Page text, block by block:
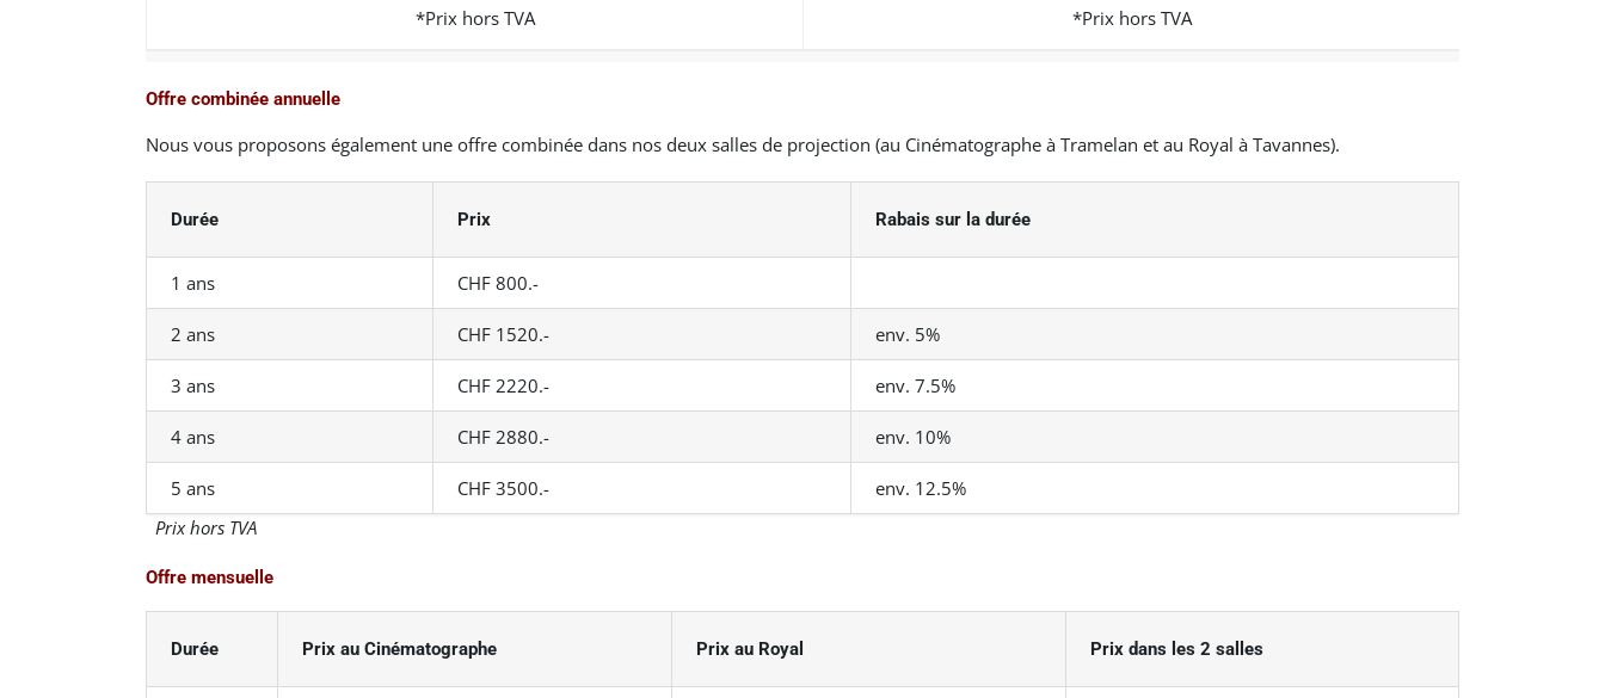
*Prix hors TVA *Prix hors TVA
Offre combinée annuelle
Nous vous proposons également une offre combinée dans nos deux salles de projection (au Cinématographe à Tramelan et au Royal à Tavannes).
Durée Prix Rabais sur la durée
1 ans CHF 800.-
2 ans CHF 1520.- env. 5%
3 ans CHF 2220.- env. 7.5%
4 ans CHF 2880.- env. 10%
5 ans CHF 3500.-
env. 12.5%
Prix hors TVA
Offre mensuelle
Durée Prix au Cinématographe Prix au Royal Prix dans les 2 salles